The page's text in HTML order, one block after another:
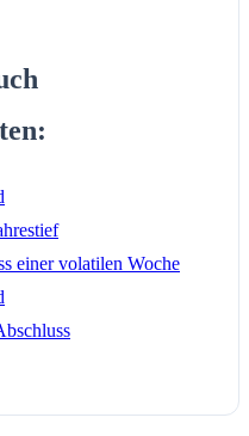
einer volatilen Woche